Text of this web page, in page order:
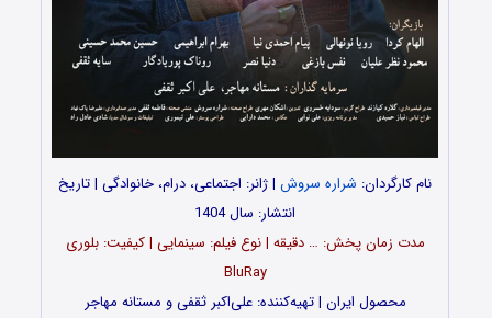
نام کارگردان: شراره سروش | ژانر: اجتماعی، درام، خانوادگی | تاریخ
انتشار: سال 1404
مدت‌‌ زمان پخش: … دقیقه | نوع فیلم: سینمایی | کیفیت: بلوری
BluRay
محصول ایران | تهیه‎‌کننده: علی‌اکبر ثقفی و مستانه مهاجر